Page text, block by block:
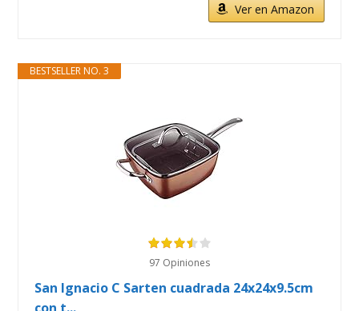
Ver en Amazon
BESTSELLER NO. 3
97 Opiniones
San Ignacio C Sarten cuadrada 24x24x9.5cm